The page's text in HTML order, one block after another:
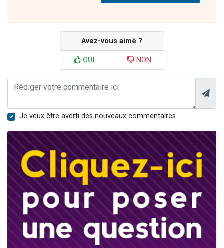
Avez-vous aimé ?
OUI NON
Je veux être averti des nouveaux commentaires